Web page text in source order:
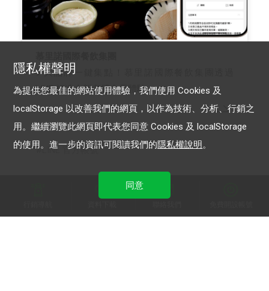
9 大品牌一鍵集點！慕里諾國際餐飲集團透過
LINE 打造全新老饕會員體驗
LINE 官方帳號
隱私權聲明
為提供您最佳的網站使用體驗，我們使用 Cookies 及
localStorage 以改善我們的網頁，以作為技術、分析、行銷之
用。繼續瀏覽此網頁即代表您同意 Cookies 及 localStorage
的使用。進一步的資訊可閱讀我們的隱私權說明。
同意